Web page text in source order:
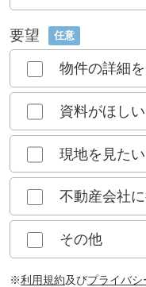
要望 任意
物件の詳細
資料がほしい
現地を見たい
不動産会社
その他
※利用規約及びプライバシ